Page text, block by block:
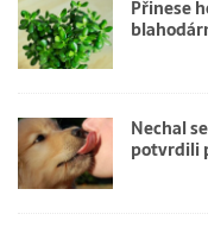
Přinese
Nechal
potvrdili